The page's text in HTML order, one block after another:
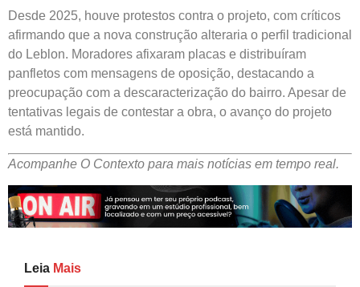
Desde 2025, houve protestos contra o projeto, com críticos
afirmando que a nova construção alteraria o perfil tradicional
do Leblon. Moradores afixaram placas e distribuíram
panfletos com mensagens de oposição, destacando a
preocupação com a descaracterização do bairro. Apesar de
tentativas legais de contestar a obra, o avanço do projeto
está mantido.
Acompanhe O Contexto para mais notícias em tempo real.
Leia Mais